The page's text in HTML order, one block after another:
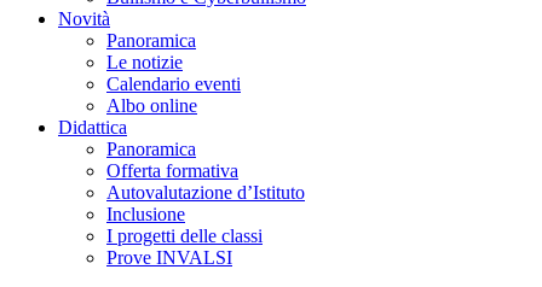
Novità
Panoramica
Le notizie
Calendario eventi
Albo online
Didattica
Panoramica
Offerta formativa
Autovalutazione d’Istituto
Inclusione
I progetti delle classi
Prove INVALSI